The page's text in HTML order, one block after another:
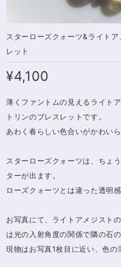
スターローズクォーツ&ライト
レット
¥4,100
薄くファントムの見えるライト
トリンのブレスレットです。
あわく春らしい色合いがかわい
スターローズクォーツは、ちょ
ターが出ます。
ローズクォーツとは違った透明感
お写真にて、ライトアメジスト
は光の入射角度の関係で隣の石
現物はお写真1枚目に近い、色の